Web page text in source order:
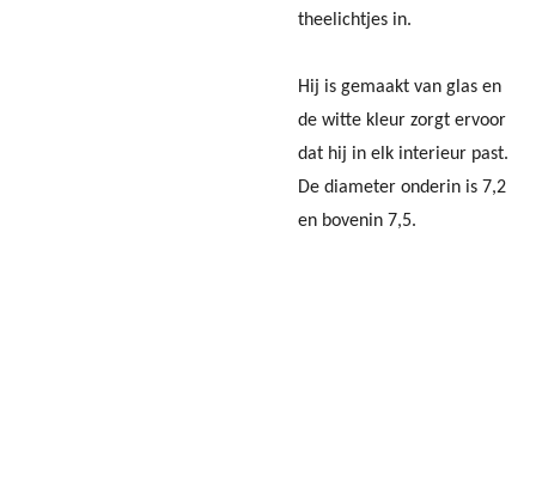
theelichtjes in.
Hij is gemaakt van glas en
de witte kleur zorgt ervoor
dat hij in elk interieur past.
De diameter onderin is 7,2
en bovenin 7,5.